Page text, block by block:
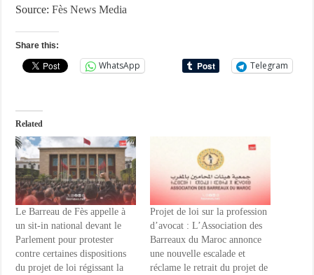
Source:Fès News Media
Share this:
WhatsApp Telegram
Related
Le Barreau de Fès appelle à
un sit-in national devant le
Parlement pour protester
contre certaines dispositions
du projet de loi régissant la
Projet de loi sur la profession
d’avocat : L’Association des
Barreaux du Maroc annonce
une nouvelle escalade et
réclame le retrait du projet de